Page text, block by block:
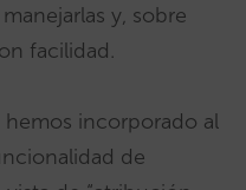
y, sobre
facilidad.
hemos incorporado al
de